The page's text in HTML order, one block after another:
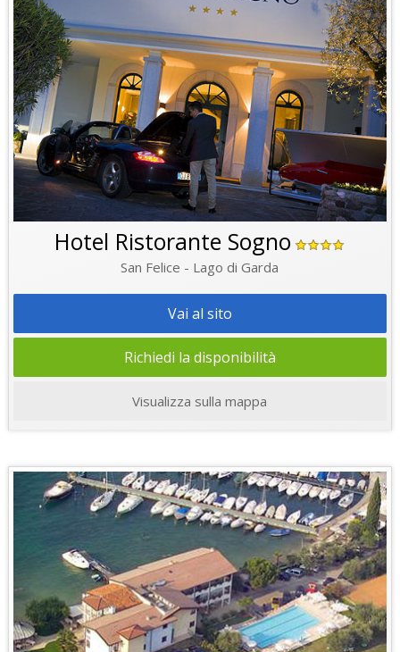
Hotel Ristorante Sogno
San Felice - Lago di Garda
Vai al sito
Richiedi la disponibilità
Visualizza sulla mappa